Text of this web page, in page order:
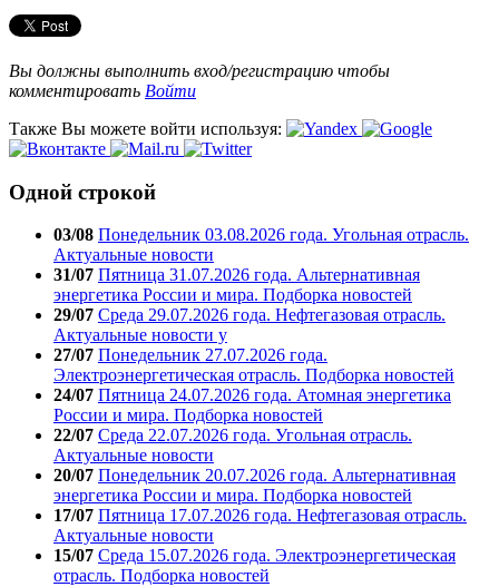
Вы должны выполнить вход/регистрацию чтобы
комментировать Войти
Также Вы можете войти используя:
Одной строкой
03/08 Понедельник 03.08.2026 года. Угольная отрасль.
Актуальные новости
31/07 Пятница 31.07.2026 года. Альтернативная
энергетика России и мира. Подборка новостей
29/07 Среда 29.07.2026 года. Нефтегазовая отрасль.
Актуальные новости у
27/07 Понедельник 27.07.2026 года.
Электроэнергетическая отрасль. Подборка новостей
24/07 Пятница 24.07.2026 года. Атомная энергетика
России и мира. Подборка новостей
22/07 Среда 22.07.2026 года. Угольная отрасль.
Актуальные новости
20/07 Понедельник 20.07.2026 года. Альтернативная
энергетика России и мира. Подборка новостей
17/07 Пятница 17.07.2026 года. Нефтегазовая отрасль.
Актуальные новости
15/07 Среда 15.07.2026 года. Электроэнергетическая
отрасль. Подборка новостей